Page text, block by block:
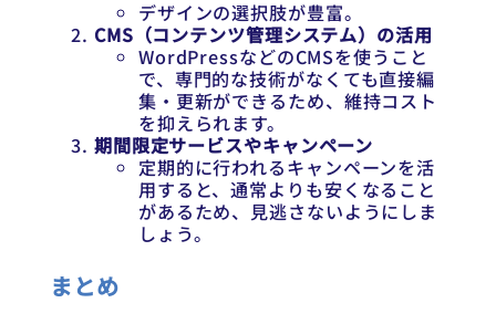
デザインの選択肢が豊富。
CMS（コンテンツ管理システム）の活用
WordPressなどのCMSを使うこと
で、専門的な技術がなくても直接編
集・更新ができるため、維持コスト
を抑えられます。
期間限定サービスやキャンペーン
定期的に行われるキャンペーンを活
用すると、通常よりも安くなること
があるため、見逃さないようにしま
しょう。
まとめ